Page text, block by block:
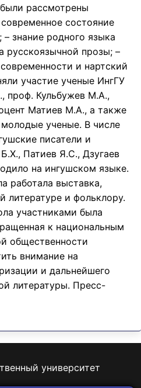
рассмотрены
состояние
знание родного языка
русскоязычной прозы; –
и нартский
участие ученые ИнгГУ
проф. Кульбужев М.А.,
Матиев М.А., а также
ученые. В числе
писатели и
Патиев Я.С., Дзугаев
на ингушском языке.
работала выставка,
литературе и фольклору.
участниками была
к национальным
общественности
внимание на
и дальнейшего
литературы. Пресс-
университет